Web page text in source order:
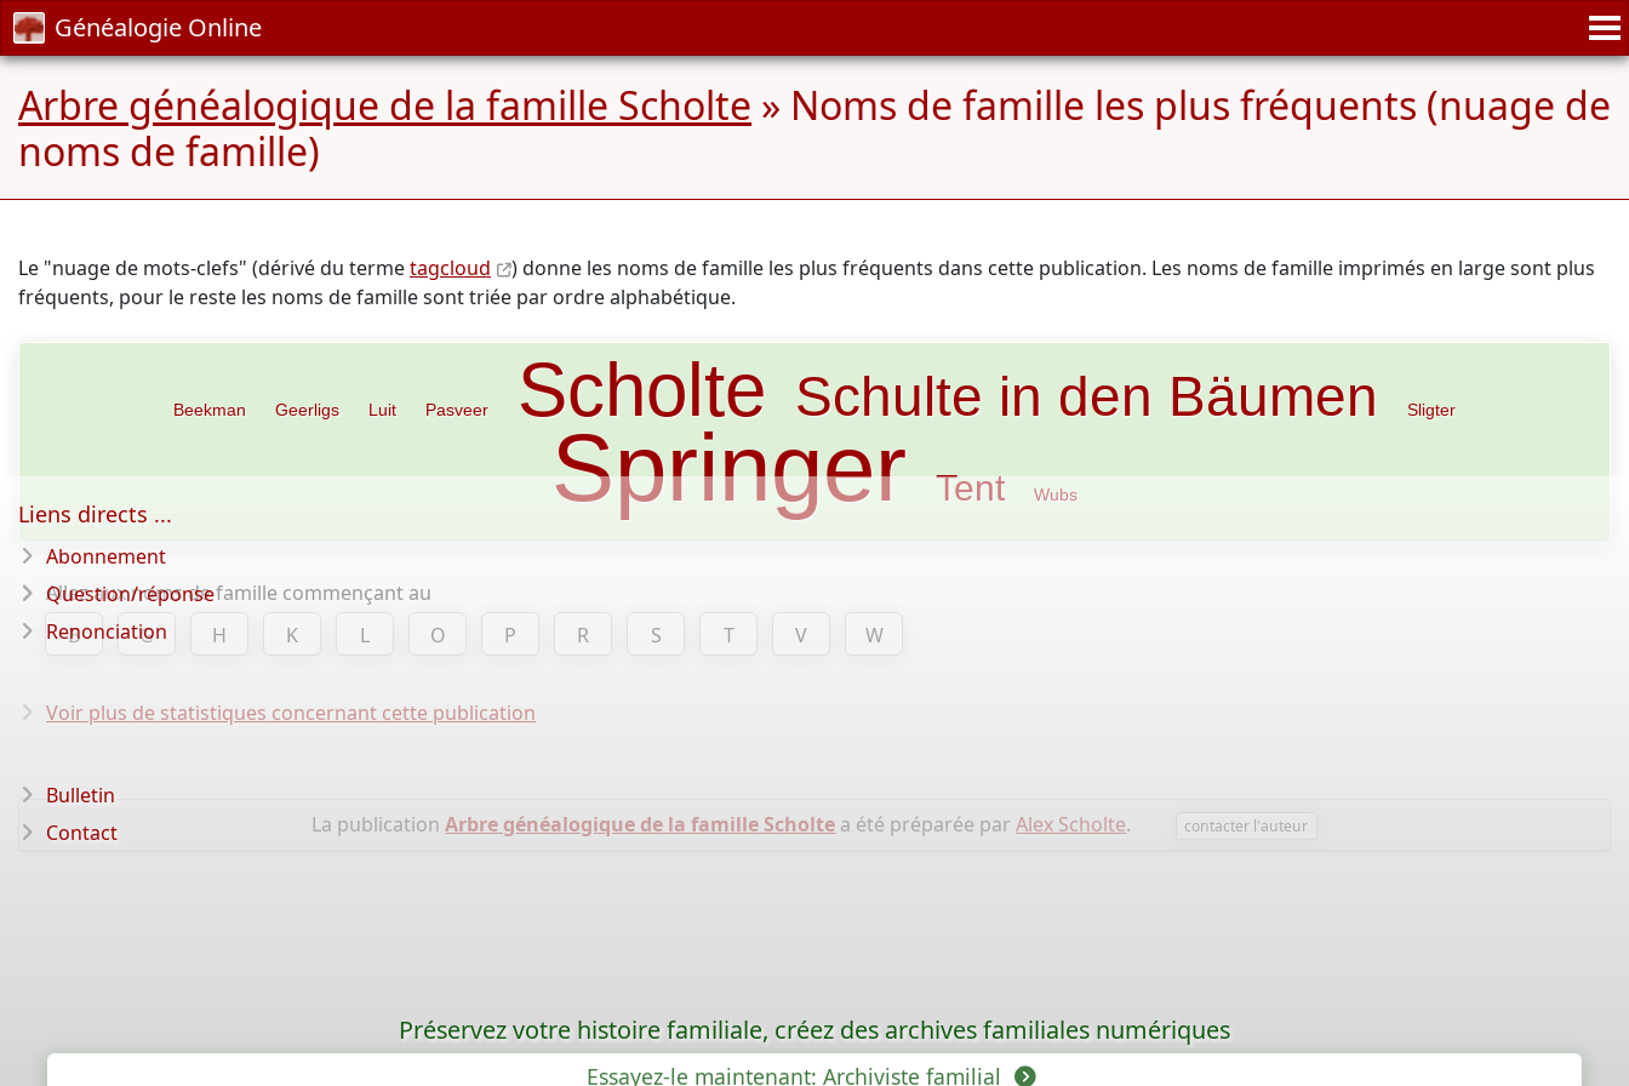
Généalogie Online
Arbre généalogique de la famille Scholte » Noms de famille les plus fréquents (nuage de
noms de famille)
Le "nuage de mots-clefs" (dérivé du termetagcloud
) donne les noms de famille les plus fréquents dans cette publication. Les noms de famille imprimés en large sont plus
fréquents, pour le reste les noms de famille sont triée par ordre alphabétique.
Beekman Geerligs Luit Pasveer Scholte Schulte in den Bäumen Sligter
Springer Tent Wubs
Allez aux noms de famille commençant au
B
G H K L O P R S T V W
Voir plus de statistiques concernant cette publication
La publicationArbre généalogique de la famille Scholte a été préparée parAlex Scholte. contacter l'auteur
Liens directs ...
Abonnement
Question/réponse
Renonciation
Bulletin
Contact
Préservez votre histoire familiale, créez des archives familiales numériques
Essayez-le maintenant: Archiviste familial